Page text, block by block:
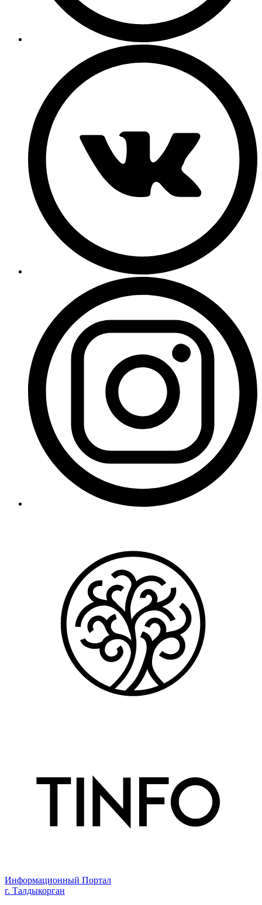
Информационный Портал
г. Талдыкорган